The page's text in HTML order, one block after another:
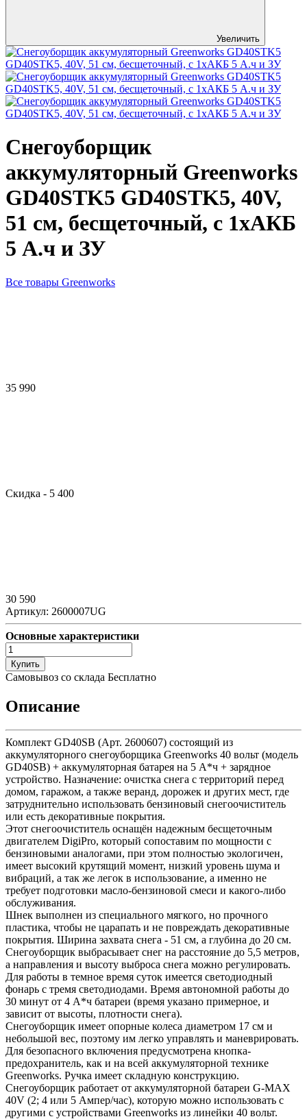
Увеличить
Снегоуборщик
аккумуляторный Greenworks
GD40STK5 GD40STK5, 40V,
51 см, бесщеточный, с 1хАКБ
5 А.ч и ЗУ
Все товары Greenworks
35 990
Скидка - 5 400
30 590
Артикул: 2600007UG
Основные характеристики
Купить
Самовывоз со склада Бесплатно
Описание
Комплект GD40SB (Арт. 2600607) состоящий из
аккумуляторного снегоуборщика Greenworks 40 вольт (модель
GD40SB) + аккумуляторная батарея на 5 А*ч + зарядное
устройство. Назначение: очистка снега с территорий перед
домом, гаражом, а также веранд, дорожек и других мест, где
затруднительно использовать бензиновый снегоочиститель
или есть декоративные покрытия.
Этот снегоочиститель оснащён надежным бесщеточным
двигателем DigiPro, который сопоставим по мощности с
бензиновыми аналогами, при этом полностью экологичен,
имеет высокий крутящий момент, низкий уровень шума и
вибраций, а так же легок в использование, а именно не
требует подготовки масло-бензиновой смеси и какого-либо
обслуживания.
Шнек выполнен из специального мягкого, но прочного
пластика, чтобы не царапать и не повреждать декоративные
покрытия. Ширина захвата снега - 51 см, а глубина до 20 см.
Снегоуборщик выбрасывает снег на расстояние до 5,5 метров,
а направления и высоту выброса снега можно регулировать.
Для работы в темное время суток имеется светодиодный
фонарь с тремя светодиодами. Время автономной работы до
30 минут от 4 А*ч батареи (время указано примерное, и
зависит от высоты, плотности снега).
Снегоуборщик имеет опорные колеса диаметром 17 см и
небольшой вес, поэтому им легко управлять и маневрировать.
Для безопасного включения предусмотрена кнопка-
предохранитель, как и на всей аккумуляторной технике
Greenworks. Ручка имеет складную конструкцию.
Снегоуборщик работает от аккумуляторной батареи G-MAX
40V (2; 4 или 5 Ампер/час), которую можно использовать с
другими с устройствами Greenworks из линейки 40 вольт.